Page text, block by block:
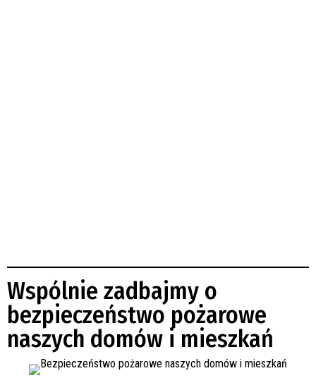
Wspólnie zadbajmy o
bezpieczeństwo pożarowe
naszych domów i mieszkań